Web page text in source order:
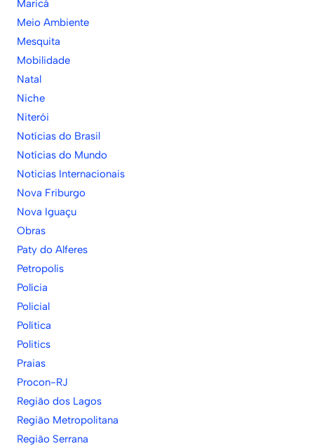
Maricá
Meio Ambiente
Mesquita
Mobilidade
Natal
Niche
Niterói
Notícias do Brasil
Notícias do Mundo
Noticias Internacionais
Nova Friburgo
Nova Iguaçu
Obras
Paty do Alferes
Petropolis
Polícia
Policial
Política
Politics
Praias
Procon-RJ
Região dos Lagos
Região Metropolitana
Região Serrana